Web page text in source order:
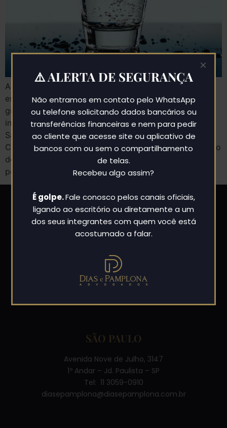
A Lei da “Água da Casa”, que obrigava os
estabelecimentos de São Paulo a oferecer água
gratuitamente aos clientes, foi declarada
inconstitucional pelo Tribunal de Justiça do Estado de
São Paulo em uma ação direta movida pela
Confederação Nacional do Turismo (CNTUR). A decisão
do Órgão Especial do Tribunal de Justiça, composto
pelos 25 desembargadores mais […]
Desde 1992 atua nas principais áreas do direito,
prestando assessoria consultiva e contenciosa para
SÃO PAULO
Avenida Nove de Julho, 3147
1º Andar – Jd. Paulista – SP
Tel: 11 3059-0910
diasepamplona@diasepamplona.com.br
×
⚠️ ALERTA DE SEGURANÇA
Não entramos em contato pelo WhatsApp
ou telefone solicitando dados bancários ou
transferências financeiras e nem para pedir
ao cliente que acesse site ou aplicativo de
bancos com ou sem o compartilhamento
de telas.
Recebeu algo assim?
É golpe.Fale conosco pelos canais oficiais,
ligando ao escritório ou diretamente a um
dos seus integrantes com quem você está
acostumado a falar.